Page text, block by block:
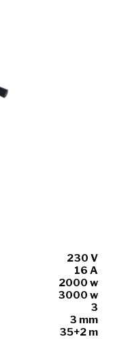
230 V
16 A
2000 w
3000 w
3
3 mm
35+2 m